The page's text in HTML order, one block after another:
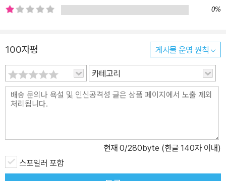
성별이나 성향이 다른 구어체를 살려 번역하려 했으며, 민중어의 말
세한 역주를 달아 독자가 이 작품을 구체적이고 생생한 역사적 산물
로서 이해하고 적절한 그림을 그려 볼 수 있게 했다. 더욱이 이탈리아
어와 함께 비교문학을 강의하는 그는 보카치오와 단테, 『데카메론』과
『신곡』의 관계에 관한 주석을 풍부하게 제공해 ‘인곡’으로서의 『데카
메론』에 깊이 있게 접근할 수 있게 했다. 또 민음사판 『데카메론』에는
시대 화가 보티첼리, 조토, 페셀리노 등의 명화 등을 63점 선별해 수
록했다. 비록 『데카메론』은 700여 년 전에 이탈리아 작가가 쓴 작품
이지만, 그 안에 담긴 내용은 오늘날 페스트와 맞먹는 혼돈의 시대를
0%
100자평 게시물 운영 원칙
카테고리
현재 0/280byte (한글 140자 이내)
스포일러 포함